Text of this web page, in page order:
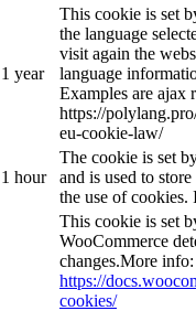
1 year
This cookie is set
the language
visit again the
language
Examples are ajax
https://
eu-cookie-law/
1 hour
The cookie is set
and is used to
the use of cookies.
This cookie is set
WooCommerce
changes.More info:
https://
cookies/